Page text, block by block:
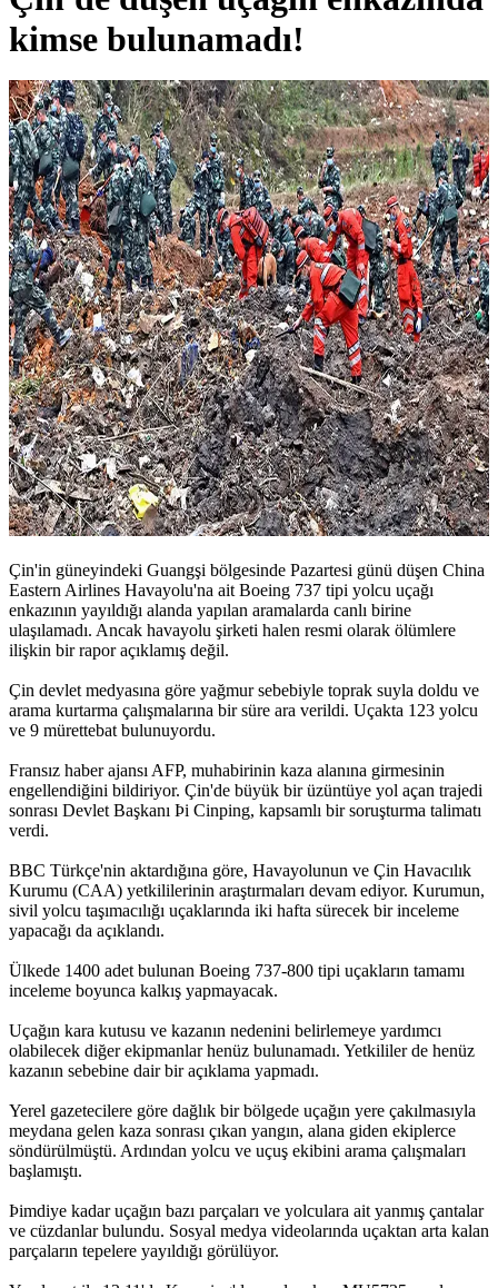
kimse bulunamadı!
Çin'in güneyindeki Guangşi bölgesinde Pazartesi günü düşen China
Eastern Airlines Havayolu'na ait Boeing 737 tipi yolcu uçağı
enkazının yayıldığı alanda yapılan aramalarda canlı birine
ulaşılamadı. Ancak havayolu şirketi halen resmi olarak ölümlere
ilişkin bir rapor açıklamış değil.
Çin devlet medyasına göre yağmur sebebiyle toprak suyla doldu ve
arama kurtarma çalışmalarına bir süre ara verildi. Uçakta 123 yolcu
ve 9 mürettebat bulunuyordu.
Fransız haber ajansı AFP, muhabirinin kaza alanına girmesinin
engellendiğini bildiriyor. Çin'de büyük bir üzüntüye yol açan trajedi
sonrası Devlet Başkanı Þi Cinping, kapsamlı bir soruşturma talimatı
verdi.
BBC Türkçe'nin aktardığına göre, Havayolunun ve Çin Havacılık
Kurumu (CAA) yetkililerinin araştırmaları devam ediyor. Kurumun,
sivil yolcu taşımacılığı uçaklarında iki hafta sürecek bir inceleme
yapacağı da açıklandı.
Ülkede 1400 adet bulunan Boeing 737-800 tipi uçakların tamamı
inceleme boyunca kalkış yapmayacak.
Uçağın kara kutusu ve kazanın nedenini belirlemeye yardımcı
olabilecek diğer ekipmanlar henüz bulunamadı. Yetkililer de henüz
kazanın sebebine dair bir açıklama yapmadı.
Yerel gazetecilere göre dağlık bir bölgede uçağın yere çakılmasıyla
meydana gelen kaza sonrası çıkan yangın, alana giden ekiplerce
söndürülmüştü. Ardından yolcu ve uçuş ekibini arama çalışmaları
başlamıştı.
Þimdiye kadar uçağın bazı parçaları ve yolculara ait yanmış çantalar
ve cüzdanlar bulundu. Sosyal medya videolarında uçaktan arta kalan
parçaların tepelere yayıldığı görülüyor.